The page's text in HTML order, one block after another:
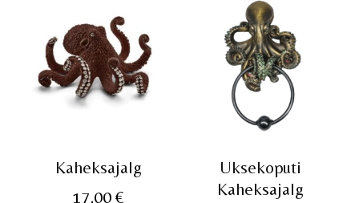
Kaheksajalg
17,00€
Uksekoputi
Kaheksajalg